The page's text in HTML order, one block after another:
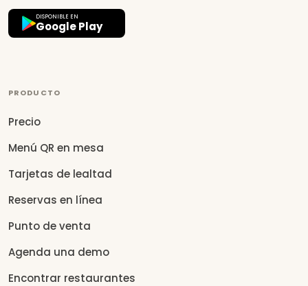
DISPONIBLE EN
Google Play
PRODUCTO
Precio
Menú QR en mesa
Tarjetas de lealtad
Reservas en línea
Punto de venta
Agenda una demo
Encontrar restaurantes